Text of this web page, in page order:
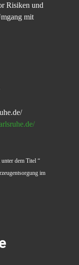
Risiken und
mit
dem Titel “
im